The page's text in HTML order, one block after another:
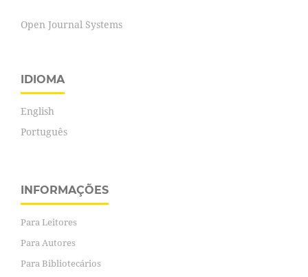
Open Journal Systems
IDIOMA
English
Português
INFORMAÇÕES
Para Leitores
Para Autores
Para Bibliotecários